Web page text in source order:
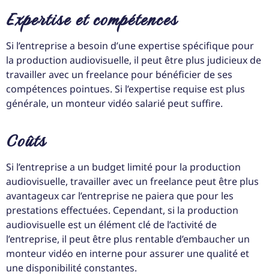
Expertise et compétences
Si l’entreprise a besoin d’une expertise spécifique pour
la production audiovisuelle, il peut être plus judicieux de
travailler avec un freelance pour bénéficier de ses
compétences pointues. Si l’expertise requise est plus
générale, un monteur vidéo salarié peut suffire.
Coûts
Si l’entreprise a un budget limité pour la production
audiovisuelle, travailler avec un freelance peut être plus
avantageux car l’entreprise ne paiera que pour les
prestations effectuées. Cependant, si la production
audiovisuelle est un élément clé de l’activité de
l’entreprise, il peut être plus rentable d’embaucher un
monteur vidéo en interne pour assurer une qualité et
une disponibilité constantes.